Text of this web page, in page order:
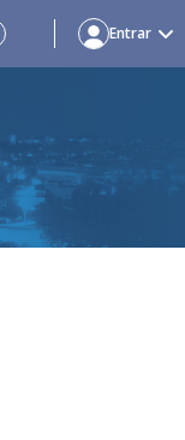
Entrar